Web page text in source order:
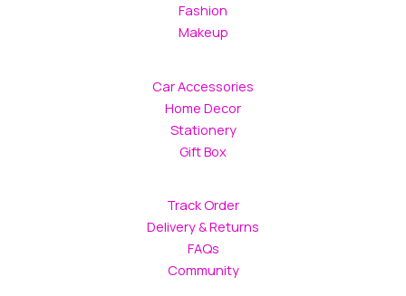
Fashion
Makeup
Car Accessories
Home Decor
Stationery
Gift Box
Track Order
Delivery & Returns
FAQs
Community